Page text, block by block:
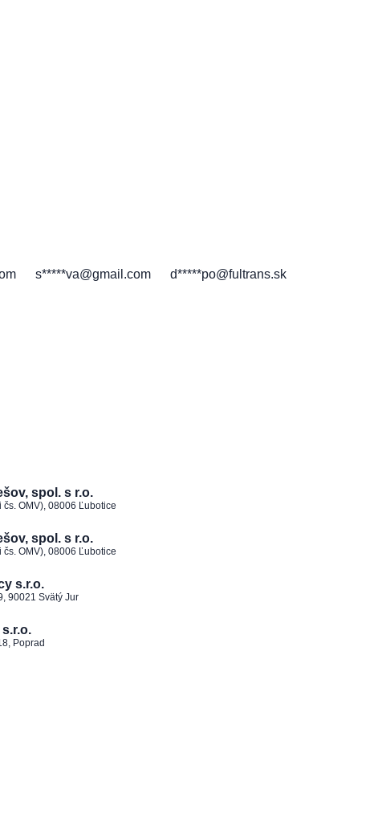
s*****va@gmail.com d*****po@fultrans.sk
spol. s r.o.
čs. OMV), 08006 Ľubotice
spol. s r.o.
čs. OMV), 08006 Ľubotice
s.r.o.
90021 Svätý Jur
Poprad